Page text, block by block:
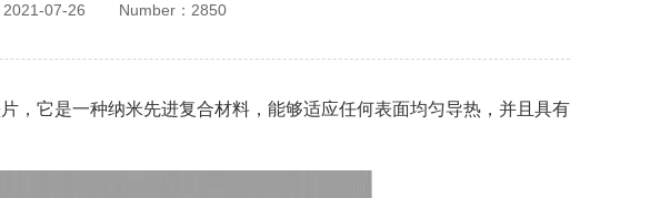
2021-07-26 Number：2850
片，它是一种纳米先进复合材料，能够适应任何表面均匀导热，并且具有